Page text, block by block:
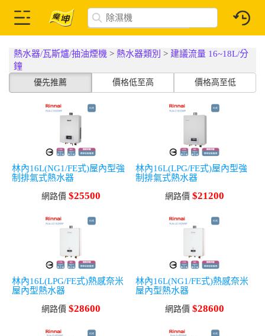
熱水器/瓦斯爐/抽油煙機 >熱水器類別 > 建議流量 16~18L/分
鐘
優先推薦 價格低至高 價格高至低
林內16L(NG1/FE式)屋內型強
制排氣式熱水器
網路價 $25500
林內16L(LPG/FE式)屋內型強
制排氣式熱水器
網路價 $21200
林內16L(LPG/FE式)熱感奈米
屋內型熱水器
網路價 $28600
林內16L(NG1/FE式)熱感奈米
屋內型熱水器
網路價 $28600